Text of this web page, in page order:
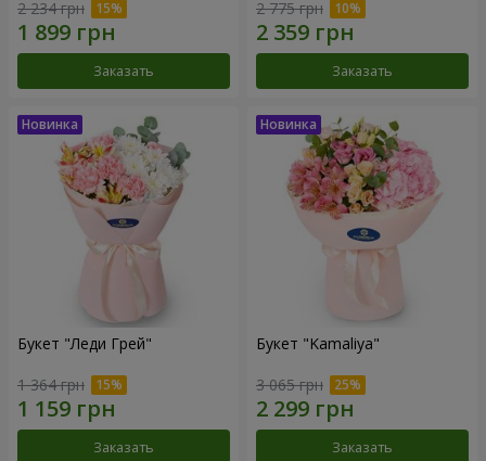
2 234 грн
Заказать
2 775 грн
Заказать
Букет "Леди Грей"
1 364 грн
Заказать
Букет "Kamaliya"
3 065 грн
Заказать